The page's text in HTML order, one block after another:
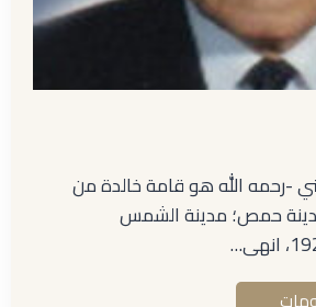
-رحمه الله هو قامة خالدة من
حمص؛ مدينة الشمس